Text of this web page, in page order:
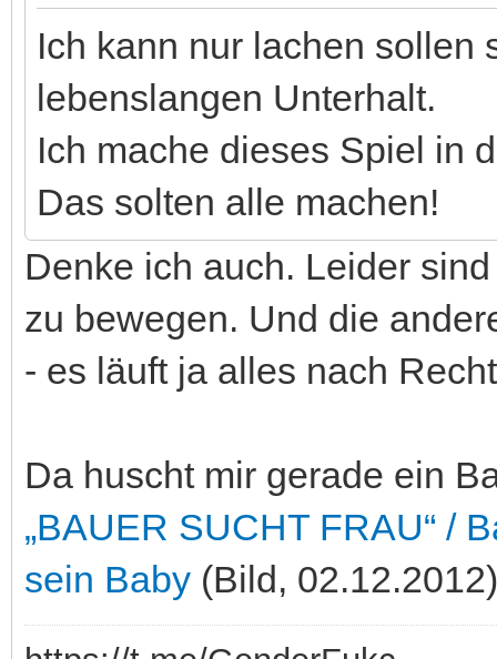
Ich kann nur lachen sollen
lebenslangen Unterhalt.
Ich mache dieses Spiel in
Das solten alle machen!
Denke ich auch. Leider
zu bewegen. Und die
- es läuft ja alles nach
Da huscht mir gerade ein
„BAUER SUCHT FRAU“ /
sein Baby (Bild, 02.12.2012)